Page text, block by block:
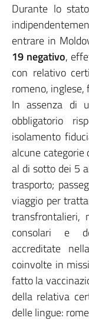
Durante lo
entrare in
19 negativo,
con relativo
romeno, inglese,
In assenza di
obbligatorio
isolamento
alcune categorie
al di sotto dei 5
trasporto;
viaggio per
transfrontalieri,
consolari e
accreditate
coinvolte in
fatto la
della relativa
delle lingue: